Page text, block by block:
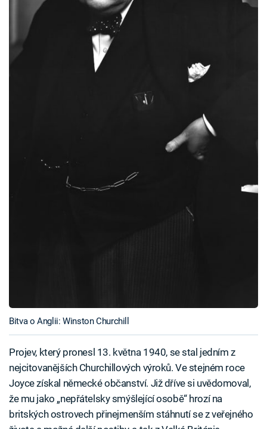
Bitva o Anglii: Winston Churchill
Projev, který pronesl 13. května 1940, se stal jedním z
nejcitovanějších Churchillových výroků. Ve stejném roce
Joyce získal německé občanství. Již dříve si uvědomoval,
že mu jako „nepřátelsky smýšlející osobě“ hrozí na
britských ostrovech přinejmenším stáhnutí se z veřejného